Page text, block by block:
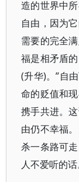
造的世界中
自由，因为
需要的完全
福是相矛盾
(升华)。”自
命的贬值和
携手共进。
由仍不幸福
杀一条路可
人不爱听的话